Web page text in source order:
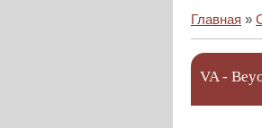
Главная »
VA -